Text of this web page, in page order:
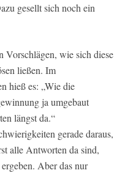
gesellt sich noch ein
Vorschlägen, wie sich diese
ließen. Im
hieß es: „Wie die
ja umgebaut
längst da.“
gerade daraus,
alle Antworten da sind,
Aber das nur